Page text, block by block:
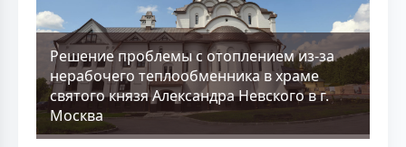
Решение проблемы с отоплением из-за
нерабочего теплообменника в храме
святого князя Александра Невского в г.
Москва